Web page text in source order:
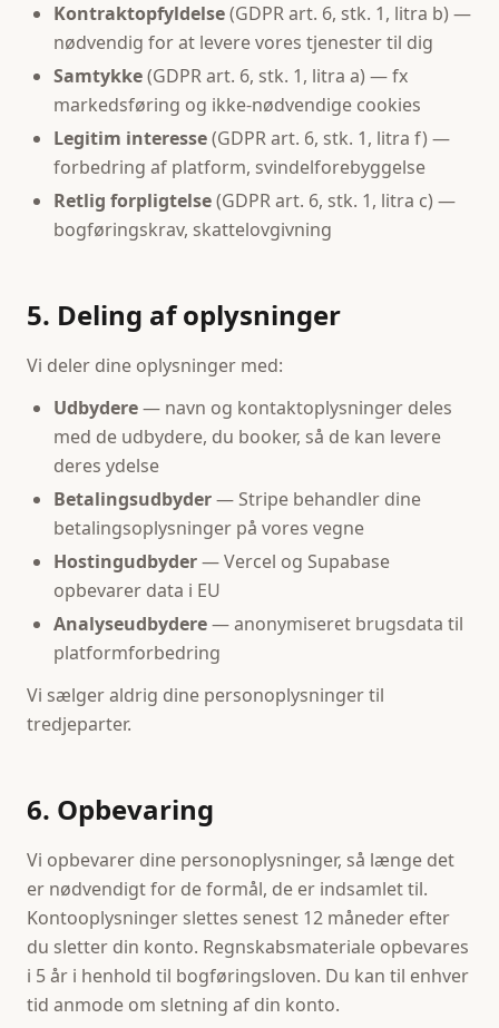
Kontraktopfyldelse(GDPR art. 6, stk. 1, litra b) —
nødvendig for at levere vores tjenester til dig
Samtykke(GDPR art. 6, stk. 1, litra a) — fx
markedsføring og ikke-nødvendige cookies
Legitim interesse(GDPR art. 6, stk. 1, litra f) —
forbedring af platform, svindelforebyggelse
Retlig forpligtelse(GDPR art. 6, stk. 1, litra c) —
bogføringskrav, skattelovgivning
5. Deling af oplysninger
Vi deler dine oplysninger med:
Udbydere— navn og kontaktoplysninger deles
med de udbydere, du booker, så de kan levere
deres ydelse
Betalingsudbyder— Stripe behandler dine
betalingsoplysninger på vores vegne
Hostingudbyder— Vercel og Supabase
opbevarer data i EU
Analyseudbydere— anonymiseret brugsdata til
platformforbedring
Vi sælger aldrig dine personoplysninger til
tredjeparter.
6. Opbevaring
Vi opbevarer dine personoplysninger, så længe det
er nødvendigt for de formål, de er indsamlet til.
Kontooplysninger slettes senest 12 måneder efter
du sletter din konto. Regnskabsmateriale opbevares
i 5 år i henhold til bogføringsloven. Du kan til enhver
tid anmode om sletning af din konto.